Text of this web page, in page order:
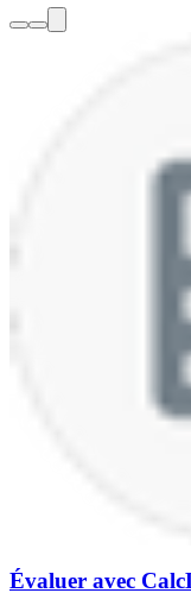
Évaluer avec